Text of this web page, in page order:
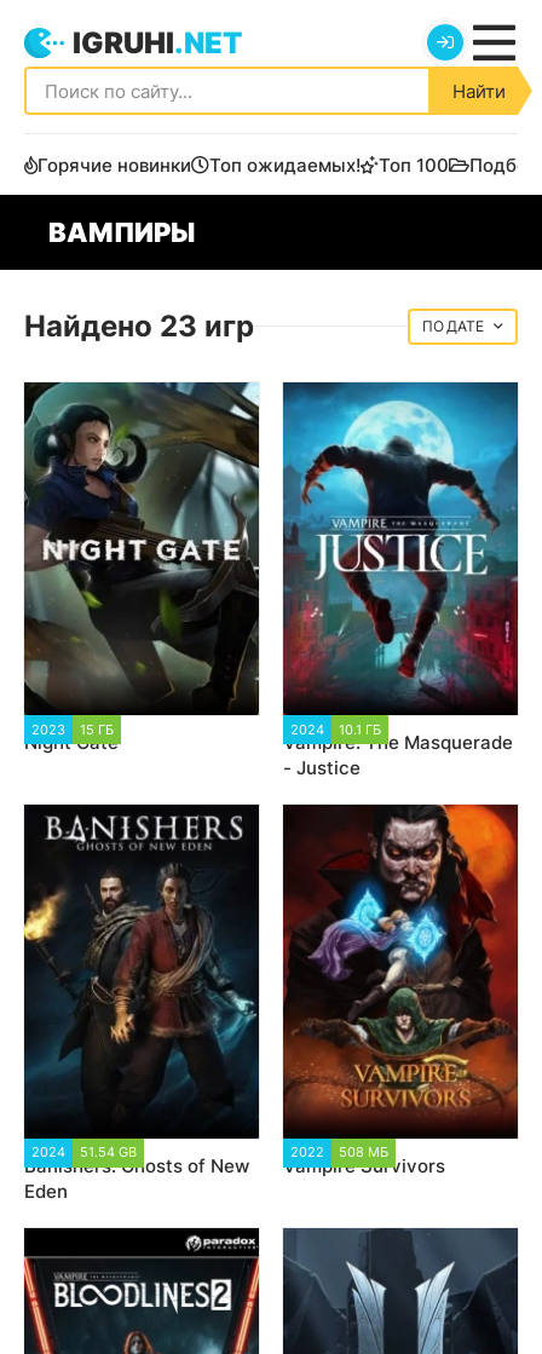
IGRUHI.NET
Найти
Горячие новинки Топ ожидаемых! Топ 100
ВАМПИРЫ
Найдено 23 игр ДАТЕ
2023 15 ГБ
Night Gate
2024 10.1 ГБ
Vampire: The Masquerade
- Justice
2024 51.54 GB
Banishers: Ghosts of New
Eden
2022 508 МБ
Vampire Survivors